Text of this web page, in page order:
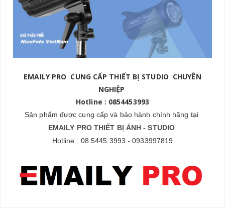
EMAILY PRO CUNG CẤP THIẾT BỊ STUDIO CHUYÊN
NGHIỆP
Hotline : 0854453993
Sản phẩm được cung cấp và bảo hành chính hãng tại
EMAILY PRO THIẾT BỊ ẢNH - STUDIO
Hotline : 08.5445.3993 - 0933997819